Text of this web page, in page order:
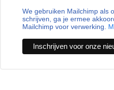
We gebruiken Mailchimp als
schrijven, ga je ermee
Mailchimp voor verwerking.